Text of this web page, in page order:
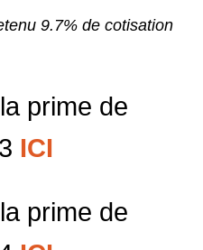
9.7% de cotisation
prime de
ICI
prime de